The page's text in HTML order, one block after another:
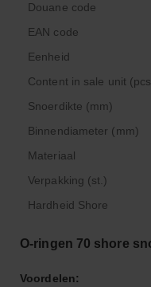
Douane code
EAN code
Eenheid
Content in sale unit
Snoerdikte (mm)
Binnendiameter (mm)
Materiaal
Verpakking (st.)
Hardheid Shore
O-ringen 70 shore
Voordelen: